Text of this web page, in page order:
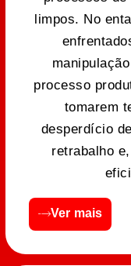
limpos. No
processo
tomarem
desperdício
retrabalho
Ver mais